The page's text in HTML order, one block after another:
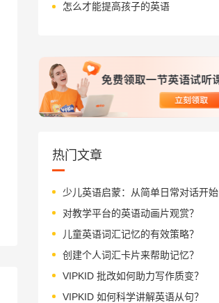
怎么才能提高孩子的英语
热门文章
少儿英语启蒙：从简单日常对话开始
对教学平台的英语动画片观赏？
儿童英语词汇记忆的有效策略？
创建个人词汇卡片来帮助记忆？
VIPKID 批改如何助力写作质变？
VIPKID 如何科学讲解英语从句？